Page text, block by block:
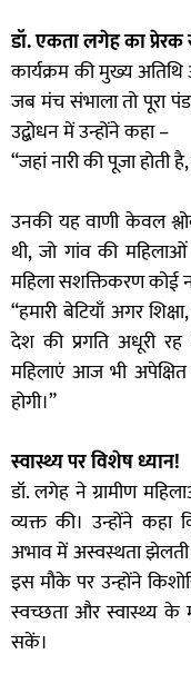
डॉ. एकता लगेह का
कार्यक्रम की मुख्य
जब मंच संभाला तो पूरा
उद्बोधन में उन्होंने कहा –
“जहां नारी की पूजा होती
उनकी यह वाणी केवल
थी, जो गांव की
महिला सशक्तिकरण कोई
“हमारी बेटियाँ अगर
देश की प्रगति अधूरी
महिलाएं आज भी
होगी।”
स्वास्थ्य पर विशेष ध्यान!
डॉ. लगेह ने ग्रामीण
व्यक्त की। उन्होंने
अभाव में अस्वस्थता झेलती
इस मौके पर उन्होंने
स्वच्छता और स्वास्थ्य के
सकें।